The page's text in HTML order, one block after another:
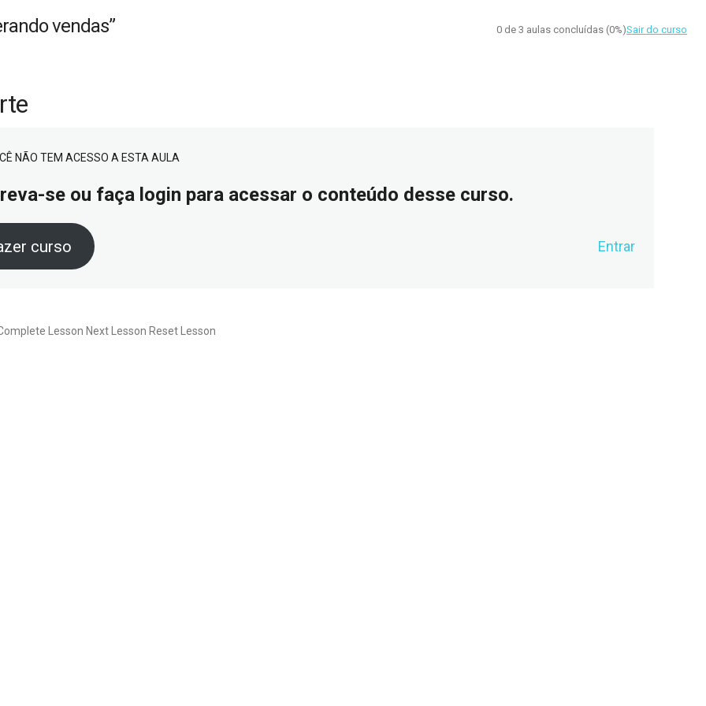
vendas” 0 de 3 aulas concluídas (0%)Sair do curso
NÃO TEM ACESSO A ESTA AULA
se ou faça login para acessar o conteúdo desse curso.
curso Entrar
Lesson Next Lesson Reset Lesson